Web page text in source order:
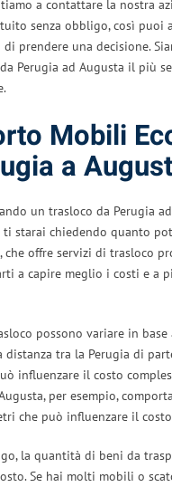
a contattare la nostra
senza obbligo, così puoi
prendere una decisione.
Perugia ad Augusta il più
Mobili
a
un trasloco da Perugia
starai chiedendo quanto
che offre servizi di trasloco
a capire meglio i costi e a
possono variare in
distanza tra la Perugia di
influenzare il costo
per esempio,
che può influenzare il
la quantità di beni da
Se hai molti mobili o